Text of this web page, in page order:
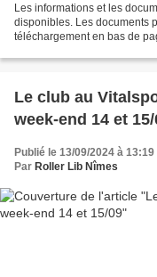
Les informations et les
disponibles. Les documents
téléchargement en bas de
Le club au
week-end 14 et 15/
Publié le 13/09/2024 à 13:19
Par Roller Lib Nîmes